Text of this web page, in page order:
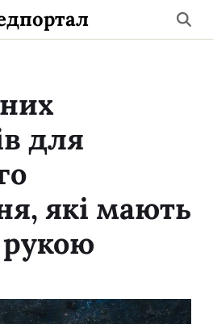
для
які мають
рукою